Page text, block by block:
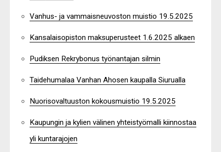
Vanhus- ja vammaisneuvoston muistio 19.5.2025
Kansalaisopiston maksuperusteet 1.6.2025 alkaen
Pudiksen Rekrybonus työnantajan silmin
Taidehumalaa Vanhan Ahosen kaupalla Siurualla
Nuorisovaltuuston kokousmuistio 19.5.2025
Kaupungin ja kylien välinen yhteistyömalli kiinnostaa
yli kuntarajojen